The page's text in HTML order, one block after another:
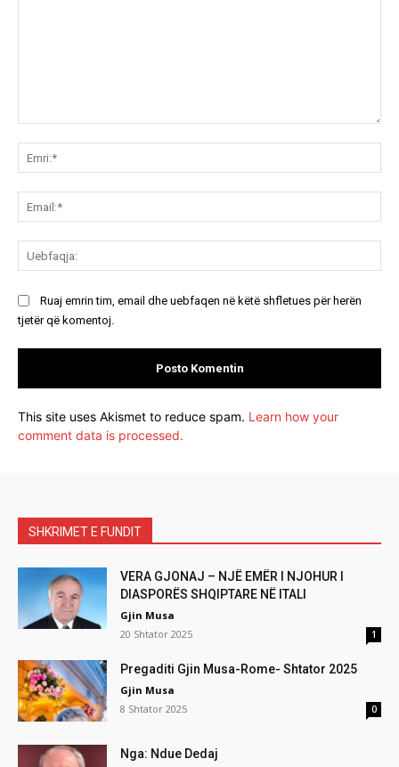
Ruaj emrin tim, email dhe uebfaqen në këtë shfletues për herën
tjetër që komentoj.
This site uses Akismet to reduce spam. Learn how your
comment data is processed.
SHKRIMET E FUNDIT
VERA GJONAJ – NJË EMËR I NJOHUR I
DIASPORËS SHQIPTARE NË ITALI
Gjin Musa
20 Shtator 2025
1
Pregaditi Gjin Musa-Rome- Shtator 2025
Gjin Musa
8 Shtator 2025
0
Nga: Ndue Dedaj